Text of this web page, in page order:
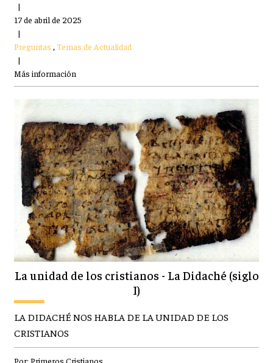
|
17 de abril de 2025
|
Preguntas ,Temas de Actualidad
|
Más información
La unidad de los cristianos - La Didaché (siglo
I)
LA DIDACHÉ NOS HABLA DE LA UNIDAD DE LOS
CRISTIANOS
Por: Primeros Cristianos